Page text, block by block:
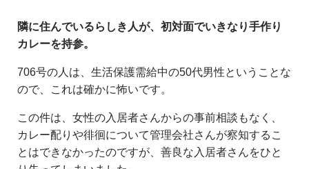
隣に住んでいるらしき人が、初対面でいきなり手作り
カレーを持参。
706号の人は、生活保護需給中の50代男性ということな
ので、これは確かに怖いです。
この件は、女性の入居者さんからの事前相談もなく、
カレー配りや徘徊について管理会社さんが察知するこ
とはできなかったのですが、善良な入居者さんをひと